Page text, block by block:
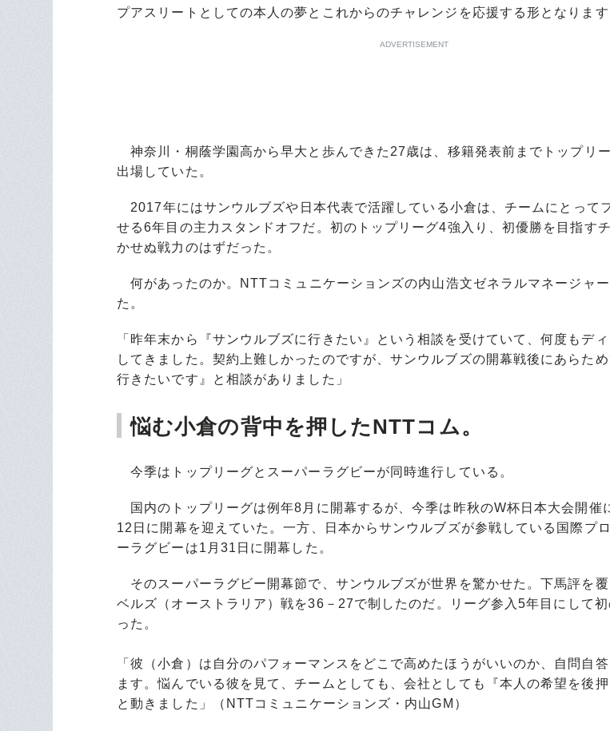
プアスリートとしての本人の夢とこれからのチャレンジを応援する形となります
ADVERTISEMENT
神奈川・桐蔭学園高から早大と歩んできた27歳は、移籍発表前までトップリ
出場していた。
2017年にはサンウルブズや日本代表で活躍している小倉は、チームにとって
せる6年目の主力スタンドオフだ。初のトップリーグ4強入り、初優勝を目指す
かせぬ戦力のはずだった。
何があったのか。NTTコミュニケーションズの内山浩文ゼネラルマネージャ
た。
「昨年末から『サンウルブズに行きたい』という相談を受けていて、何度もデ
してきました。契約上難しかったのですが、サンウルブズの開幕戦後にあらた
行きたいです』と相談がありました」
悩む小倉の背中を押したNTTコム。
今季はトップリーグとスーパーラグビーが同時進行している。
国内のトップリーグは例年8月に開幕するが、今季は昨秋のW杯日本大会開催
12日に開幕を迎えていた。一方、日本からサンウルブズが参戦している国際プ
ーラグビーは1月31日に開幕した。
そのスーパーラグビー開幕節で、サンウルブズが世界を驚かせた。下馬評を
ベルズ（オーストラリア）戦を36－27で制したのだ。リーグ参入5年目にして
った。
「彼（小倉）は自分のパフォーマンスをどこで高めたほうがいいのか、自問自
ます。悩んでいる彼を見て、チームとしても、会社としても『本人の希望を後押
と動きました」（NTTコミュニケーションズ・内山GM）